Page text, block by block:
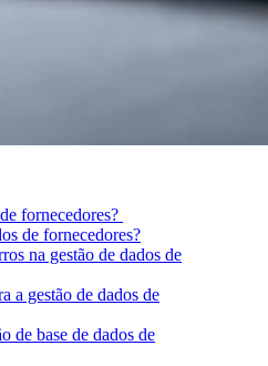
fornecedores?
de fornecedores?
na gestão de dados de
a gestão de dados de
de base de dados de